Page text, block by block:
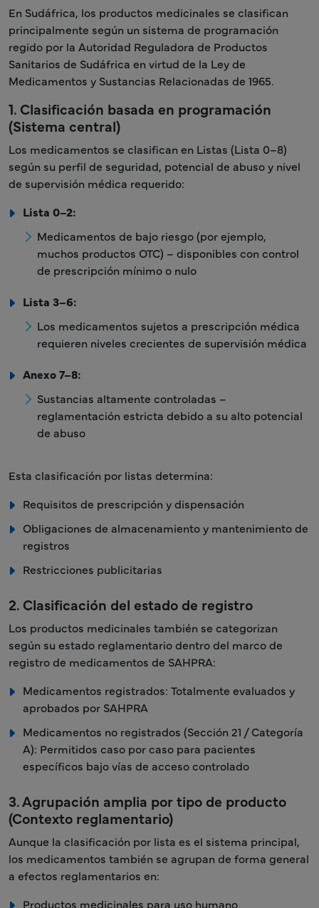
En Sudáfrica, los productos medicinales se clasifican
principalmente según un sistema de programación
regido por la Autoridad Reguladora de Productos
Sanitarios de Sudáfrica en virtud de la Ley de
Medicamentos y Sustancias Relacionadas de 1965.
1. Clasificación basada en programación
(Sistema central)
Los medicamentos se clasifican en Listas (Lista 0–8)
según su perfil de seguridad, potencial de abuso y nivel
de supervisión médica requerido:
Lista 0–2:
Medicamentos de bajo riesgo (por ejemplo,
muchos productos OTC) – disponibles con control
de prescripción mínimo o nulo
Lista 3–6:
Los medicamentos sujetos a prescripción médica
requieren niveles crecientes de supervisión médica
Anexo 7–8:
Sustancias altamente controladas –
reglamentación estricta debido a su alto potencial
de abuso
Esta clasificación por listas determina:
Requisitos de prescripción y dispensación
Obligaciones de almacenamiento y mantenimiento de
registros
Restricciones publicitarias
2. Clasificación del estado de registro
Los productos medicinales también se categorizan
según su estado reglamentario dentro del marco de
registro de medicamentos de SAHPRA:
Medicamentos registrados: Totalmente evaluados y
aprobados por SAHPRA
Medicamentos no registrados (Sección 21 / Categoría
A): Permitidos caso por caso para pacientes
específicos bajo vías de acceso controlado
3. Agrupación amplia por tipo de producto
(Contexto reglamentario)
Aunque la clasificación por lista es el sistema principal,
los medicamentos también se agrupan de forma general
a efectos reglamentarios en:
Productos medicinales para uso humano